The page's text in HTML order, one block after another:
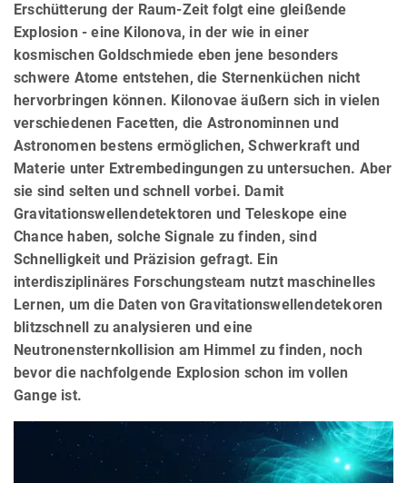
Erschütterung der Raum-Zeit folgt eine gleißende
Explosion - eine Kilonova, in der wie in einer
kosmischen Goldschmiede eben jene besonders
schwere Atome entstehen, die Sternenküchen nicht
hervorbringen können. Kilonovae äußern sich in vielen
verschiedenen Facetten, die Astronominnen und
Astronomen bestens ermöglichen, Schwerkraft und
Materie unter Extrembedingungen zu untersuchen. Aber
sie sind selten und schnell vorbei. Damit
Gravitationswellendetektoren und Teleskope eine
Chance haben, solche Signale zu finden, sind
Schnelligkeit und Präzision gefragt. Ein
interdisziplinäres Forschungsteam nutzt maschinelles
Lernen, um die Daten von Gravitationswellendetekoren
blitzschnell zu analysieren und eine
Neutronensternkollision am Himmel zu finden, noch
bevor die nachfolgende Explosion schon im vollen
Gange ist.